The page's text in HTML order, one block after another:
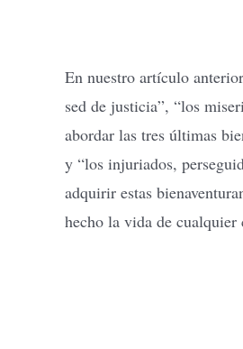
En nuestro artículo
sed de justicia”, “los
abordar las tres últimas
y “los injuriados,
adquirir estas
hecho la vida de cualquier